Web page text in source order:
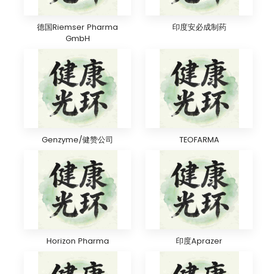
德国Riemser Pharma
GmbH
印度安必成制药
Genzyme/健赞公司 TEOFARMA
Horizon Pharma 印度Aprazer